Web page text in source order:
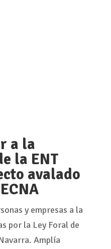
a la
la ENT
avalado
y empresas a la
por la Ley Foral de
Amplía